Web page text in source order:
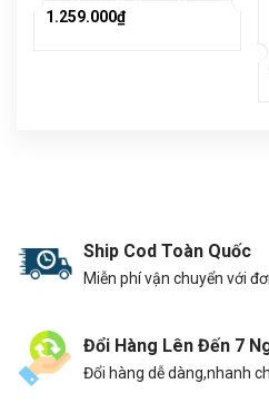
1.259.000₫
Ship Cod Toàn Quốc
Miễn phí vận chuyển với
Đổi Hàng Lên Đến 7
Đổi hàng dễ dàng,nhanh